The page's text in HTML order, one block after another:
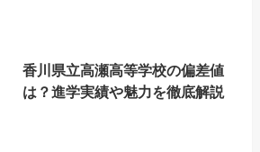
香川県立高瀬高等学校の偏差値
は？進学実績や魅力を徹底解説